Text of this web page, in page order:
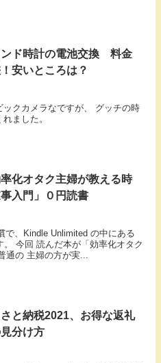
ンド時計の電池交換 料金
安いところは？
クカメラなですが、 グッチの時
ました。
率化オタク主婦が教える時
入門」０円読書
で、Kindle Unlimited の中にある
今回 読んだ本が「効率化オタク
通の 主婦の方が実...
と納税2021、お得な返礼
分け方